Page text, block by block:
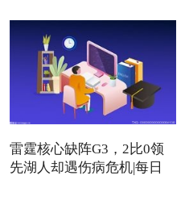
雷霆核心缺阵G3，2比0领
先湖人却遇伤病危机|每日